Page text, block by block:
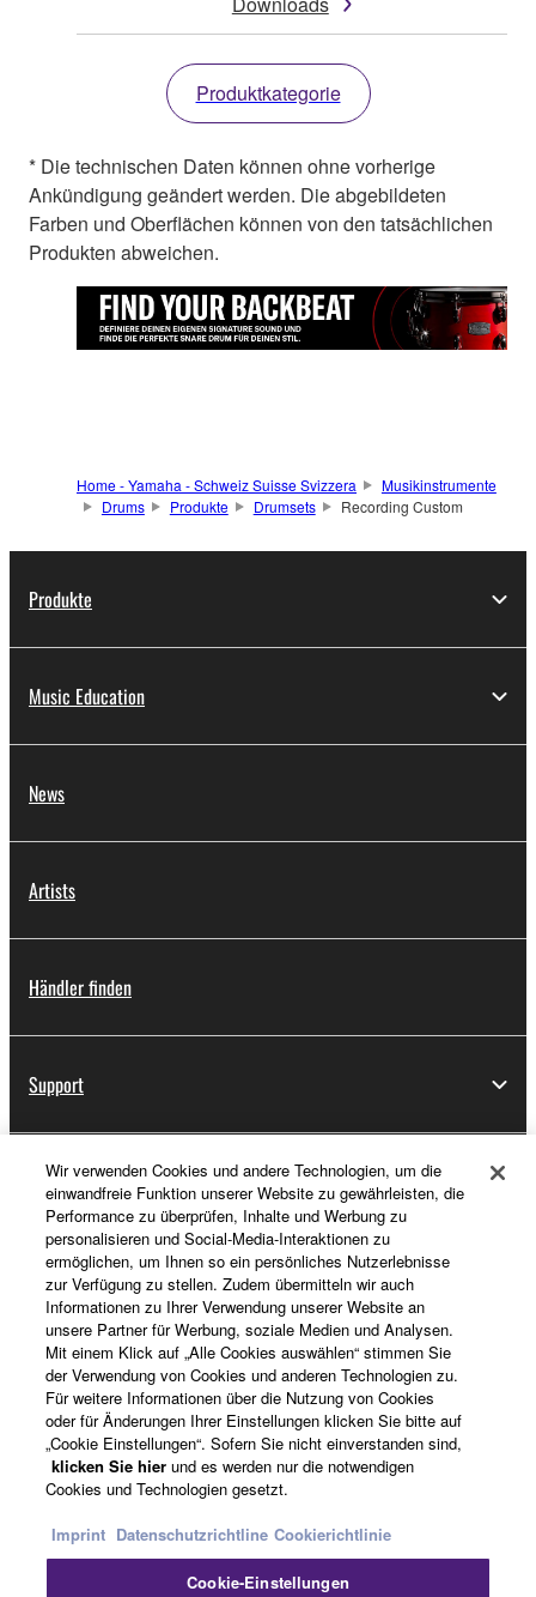
Produktkategorie
* Die technischen Daten können ohne vorherige
Ankündigung geändert werden. Die abgebildeten
Farben und Oberflächen können von den tatsächlichen
Produkten abweichen.
Home - Yamaha - Schweiz Suisse Svizzera
Musikinstrumente
Drums
Produkte Drumsets Recording Custom
Produkte
Music Education
News
Artists
Händler finden
Support
Registrierung von „Yamaha Music ID“
Über Yamaha
Schweiz Suisse Svizzera - German
Business
Wir verwenden Cookies und andere Technologien, um die
einwandfreie Funktion unserer Website zu gewährleisten, die
Performance zu überprüfen, Inhalte und Werbung zu
personalisieren und Social-Media-Interaktionen zu
ermöglichen, um Ihnen so ein persönliches Nutzerlebnisse
zur Verfügung zu stellen. Zudem übermitteln wir auch
Informationen zu Ihrer Verwendung unserer Website an
unsere Partner für Werbung, soziale Medien und Analysen.
Mit einem Klick auf „Alle Cookies auswählen“ stimmen Sie
der Verwendung von Cookies und anderen Technologien zu.
Für weitere Informationen über die Nutzung von Cookies
oder für Änderungen Ihrer Einstellungen klicken Sie bitte auf
„Cookie Einstellungen“. Sofern Sie nicht einverstanden sind,
klicken Sie hier und es werden nur die notwendigen
Cookies und Technologien gesetzt.
Imprint Datenschutzrichtline Cookierichtlinie
Cookie-Einstellungen